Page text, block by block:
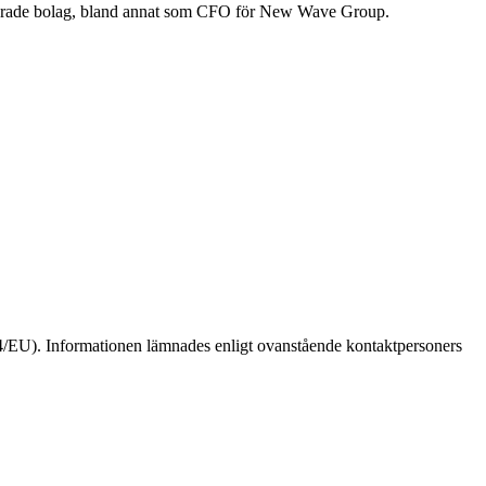
bolag, bland annat som CFO för New Wave Group.
Informationen lämnades enligt ovanstående kontaktpersoners